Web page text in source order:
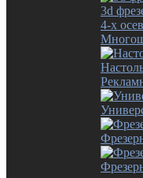
3d
4-х